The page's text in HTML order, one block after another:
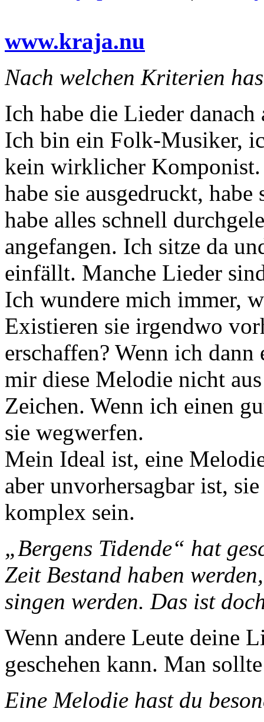
www.kraja.nu
Nach welchen Kriterien
Ich habe die Lieder
Ich bin ein Folk-Musiker,
kein wirklicher Komponist.
habe sie ausgedruckt,
habe alles schnell
angefangen. Ich sitze da
einfällt. Manche Lieder
Ich wundere mich immer,
Existieren sie irgendwo
erschaffen? Wenn ich
mir diese Melodie nicht
Zeichen. Wenn ich einen
sie wegwerfen.
Mein Ideal ist, eine
aber unvorhersagbar ist,
komplex sein.
„Bergens Tidende“ hat
Zeit Bestand haben
singen werden. Das ist
Wenn andere Leute deine
geschehen kann. Man
Eine Melodie hast du